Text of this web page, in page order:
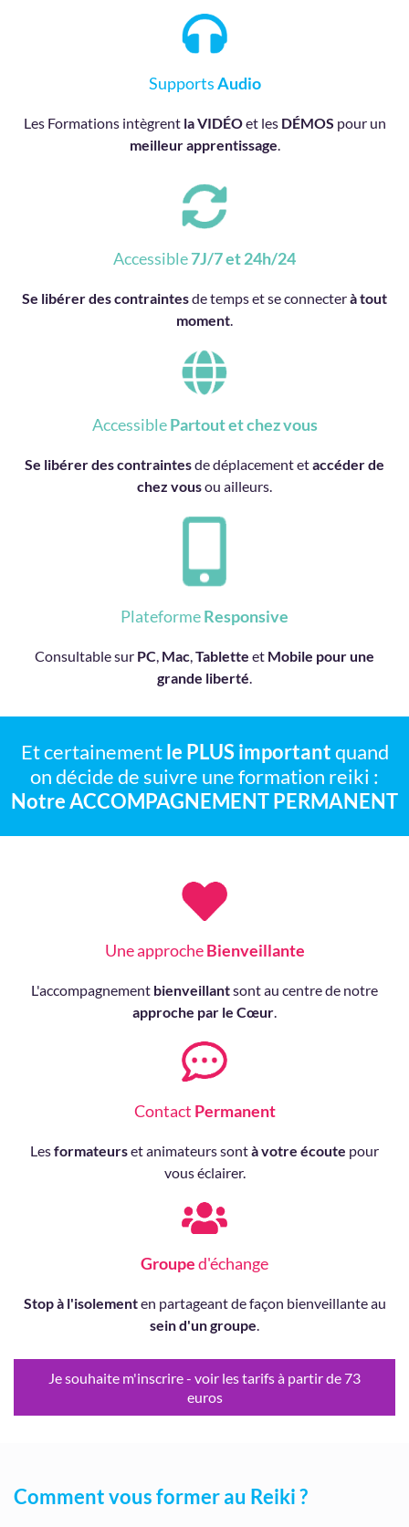
SupportsAudio
Les Formations intègrent la VIDÉOet les DÉMOS pour un
meilleur apprentissage
Accessible7J/7 et 24h/24
Se libérer des contraintesde temps et se connecterà tout
moment
AccessiblePartout et chez vous
Se libérer des contraintesde déplacement etaccéder de
chez vousou ailleurs.
PlateformeResponsive
Consultable sur PC, Mac,Tablette et Mobile pour une
grande liberté.
Et certainementle PLUS importantquand
on décide de suivre une formation reiki :
Notre ACCOMPAGNEMENT PERMANENT
Une approcheBienveillante
L'accompagnement bienveillantsont au centre de notre
approche par le Cœur.
Contact Permanent
Lesformateurset animateurs sontà votre écoute pour
vous éclairer.
Grouped'échange
Stop à l'isolementen partageant de façon bienveillante au
sein d'un groupe.
Je souhaite m'inscrire - voir les tarifs à partir de 73
euros
Comment vous former au Reiki ?